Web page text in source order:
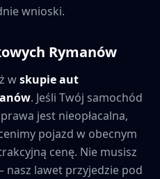
wnioski.
Rymanów
wskupie aut
. Jeśli Twój samochód
jest nieopłacalna,
pojazd w obecnym
cenę. Nie musisz
lawet przyjedzie pod